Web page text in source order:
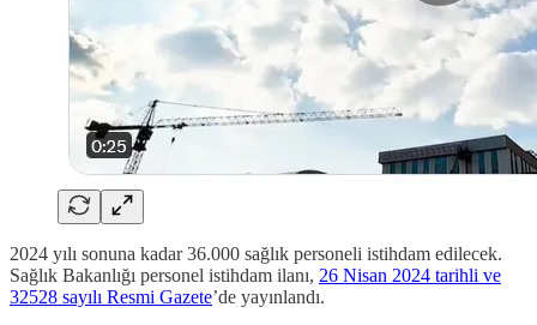
2024 yılı sonuna kadar 36.000 sağlık personeli istihdam edilecek.
Sağlık Bakanlığı personel istihdam ilanı, 26 Nisan 2024 tarihli ve
32528 sayılı Resmi Gazete’de yayınlandı.